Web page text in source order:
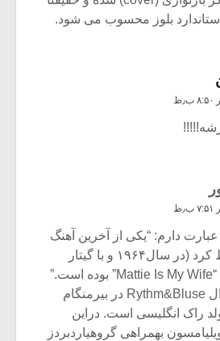
بلوز محسوب می شود.
دارم: “یکی از آخرین آهنگ
هایی که در اروپا ضبط کرد (در سال۱۹۶۴ و با گیتار
در سال ۱۹۶۴ فستیوال Rythm&Bluse در بیرمنگام
راک انگلیسی است. دراین
بهمراهی گروهیاردبردز